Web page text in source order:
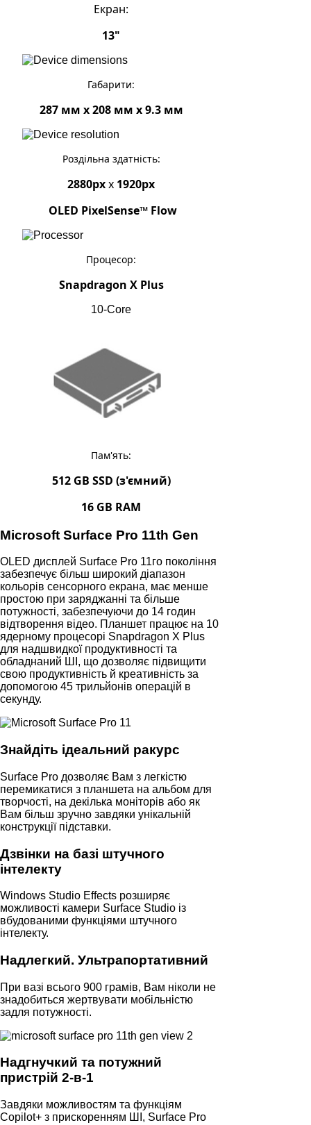
Екран:
13"
Габарити:
287 мм x 208 мм x 9.3 мм
Роздільна здатність:
2880pxx 1920px
OLED PixelSense™ Flow
Процесор:
Snapdragon X Plus
10-Core
Пам'ять:
512 GB SSD (з'ємний)
16 GB RAM
Microsoft Surface Pro 11th Gen
OLED дисплей Surface Pro 11го покоління
забезпечує більш широкий діапазон
кольорів сенсорного екрана, має менше
простою при заряджанні та більше
потужності, забезпечуючи до 14 годин
відтворення відео. Планшет працює на 10
ядерному процесорі Snapdragon X Plus
для надшвидкої продуктивності та
обладнаний ШІ, що дозволяє підвищити
свою продуктивність й креативність за
допомогою 45 трильйонів операцій в
секунду.
Знайдіть ідеальний ракурс
Surface Pro дозволяє Вам з легкістю
перемикатися з планшета на альбом для
творчості, на декілька моніторів або як
Вам більш зручно завдяки унікальній
конструкції підставки.
Дзвінки на базі штучного
інтелекту
Windows Studio Effects розширяє
можливості камери Surface Studio із
вбудованими функціями штучного
інтелекту.
Надлегкий. Ультрапортативний
При вазі всього 900 грамів, Вам ніколи не
знадобиться жертвувати мобільністю
задля потужності.
Надгнучкий та потужний
пристрій 2-в-1
Завдяки можливостям та функціям
Copilot+ з прискоренням ШІ, Surface Pro